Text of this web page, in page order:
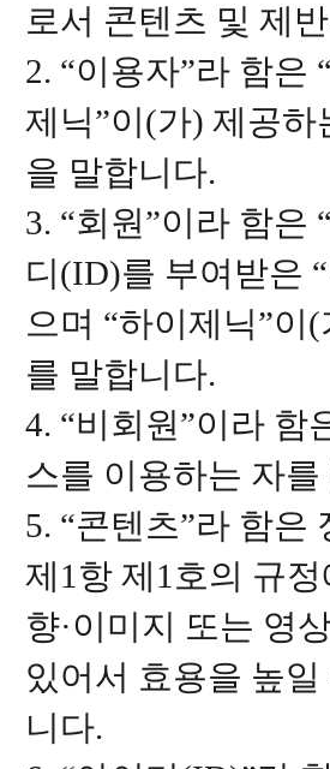
로서 콘텐츠 및 제
2. “이용자”라 함은
제닉”이(가) 제공하
을 말합니다.
3. “회원”이라 함은
디(ID)를 부여받은
으며 “하이제닉”이
를 말합니다.
4. “비회원”이라 함
스를 이용하는 자
5. “콘텐츠”라 함은
제1항 제1호의 규
향·이미지 또는 영
있어서 효용을 높
니다.